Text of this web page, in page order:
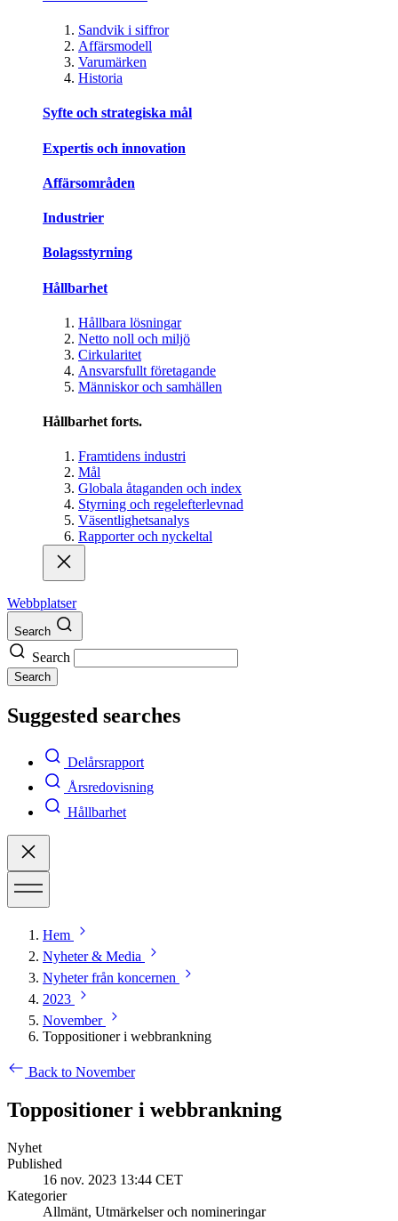
Sandvik i siffror
Affärsmodell
Varumärken
Historia
Syfte och strategiska mål
Expertis och innovation
Affärsområden
Industrier
Bolagsstyrning
Hållbarhet
Hållbara lösningar
Netto noll och miljö
Cirkularitet
Ansvarsfullt företagande
Människor och samhällen
Hållbarhet forts.
Framtidens industri
Mål
Globala åtaganden och index
Styrning och regelefterlevnad
Väsentlighetsanalys
Rapporter och nyckeltal
Webbplatser
Search
Search
Search
Suggested searches
Delårsrapport
Årsredovisning
Hållbarhet
Hem
Nyheter & Media
Nyheter från koncernen
2023
November
Toppositioner i webbrankning
Back to November
Toppositioner i webbrankning
Nyhet
Published
16 nov. 2023 13:44 CET
Kategorier
Allmänt, Utmärkelser och nomineringar